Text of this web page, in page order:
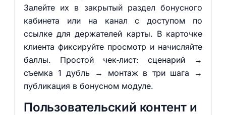
Залейте их в закрытый раздел бонусного
кабинета или на канал с доступом по
ссылке для держателей карты. В карточке
клиента фиксируйте просмотр и начисляйте
баллы. Простой чек‑лист: сценарий →
съемка 1 дубль → монтаж в три шага →
публикация в бонусном модуле.
Пользовательский контент и